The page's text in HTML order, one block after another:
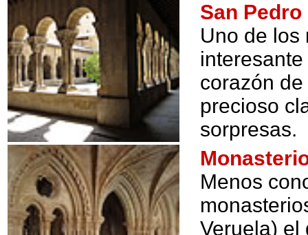
San
Uno de los
corazón
precioso
sorpresas.
Menos
Veruela) el